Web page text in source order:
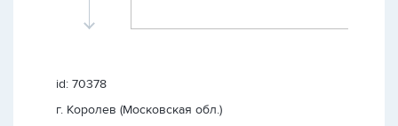
id: 70378
г. Королев (Московская обл.)